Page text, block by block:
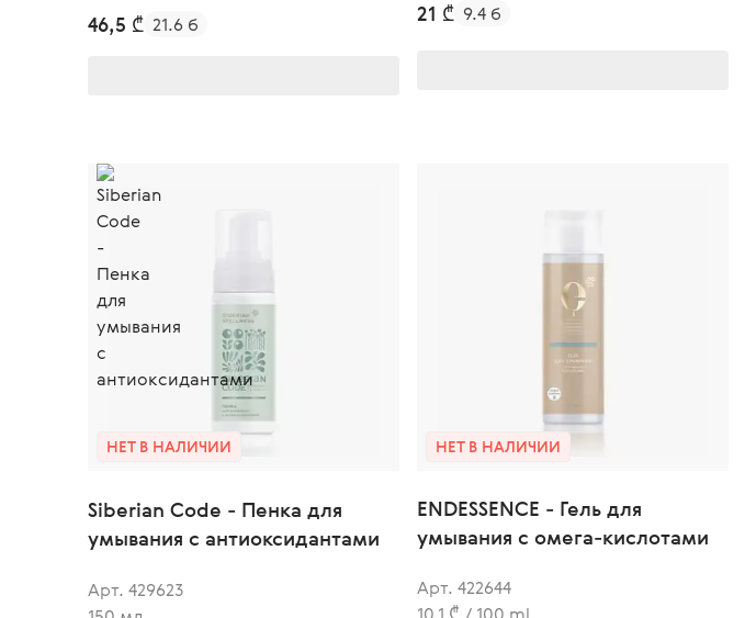
46,5 ₾ 21.6 б 21 ₾ 9.4 б
НЕТ В НАЛИЧИИ
Siberian Code - Пенка для
умывания с антиоксидантами
Арт. 429623
НЕТ В НАЛИЧИИ
ENDESSENCE - Гель для
умывания с омега-кислотами
Арт. 422644